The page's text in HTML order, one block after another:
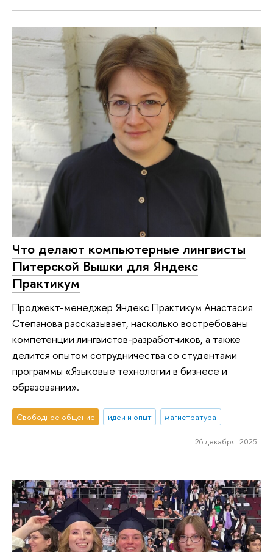
Что делают компьютерные лингвисты
Питерской Вышки для Яндекс
Практикум
Проджект-менеджер Яндекс Практикум Анастасия
Степанова рассказывает, насколько востребованы
компетенции лингвистов-разработчиков, а также
делится опытом сотрудничества со студентами
программы «Языковые технологии в бизнесе и
образовании».
Свободное общение идеи и опыт магистратура
26 декабря 2025